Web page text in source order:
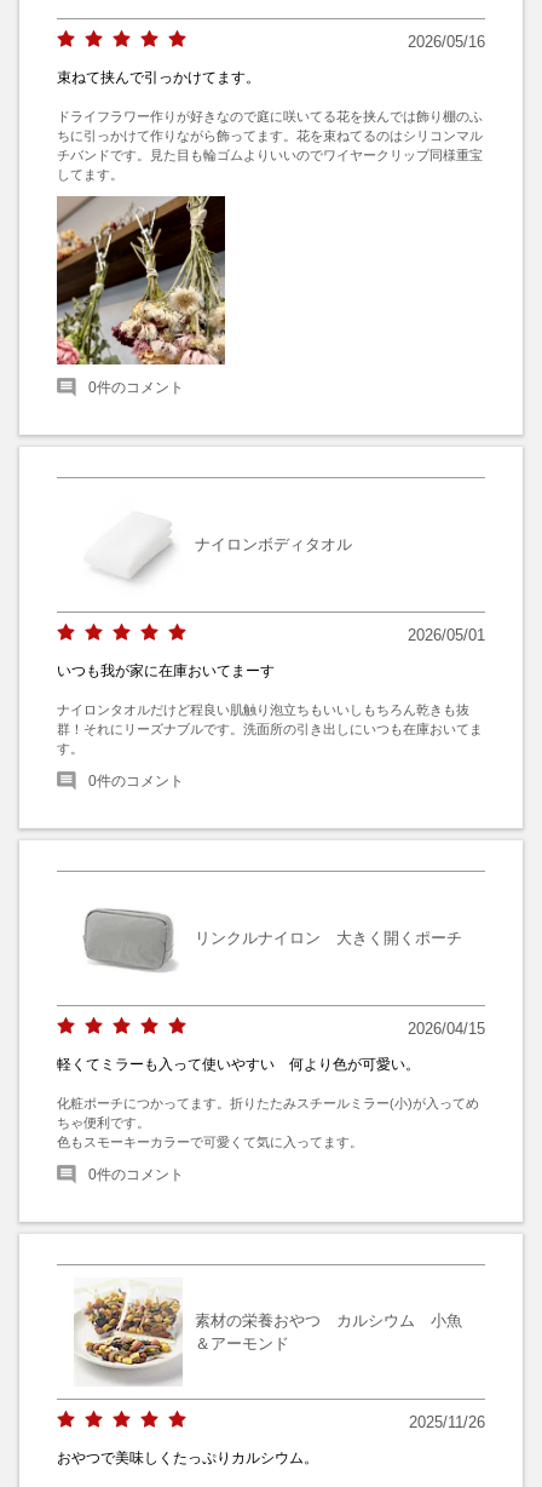
2026/05/16
束ねて挟んで引っかけてます。
ドライフラワー作りが好きなので庭に咲いてる花を挟んでは飾り棚のふ
ちに引っかけて作りながら飾ってます。花を束ねてるのはシリコンマル
チバンドです。見た目も輪ゴムよりいいのでワイヤークリップ同様重宝
してます。
0件のコメント
ナイロンボディタオル
2026/05/01
いつも我が家に在庫おいてまーす
ナイロンタオルだけど程良い肌触り泡立ちもいいしもちろん乾きも抜
群！それにリーズナブルです。洗面所の引き出しにいつも在庫おいてま
す。
0件のコメント
リンクルナイロン 大きく開くポーチ
2026/04/15
軽くてミラーも入って使いやすい 何より色が可愛い。
化粧ポーチにつかってます。折りたたみスチールミラー(小)が入ってめ
ちゃ便利です。
色もスモーキーカラーで可愛くて気に入ってます。
0件のコメント
素材の栄養おやつ カルシウム 小魚
＆アーモンド
2025/11/26
おやつで美味しくたっぷりカルシウム。